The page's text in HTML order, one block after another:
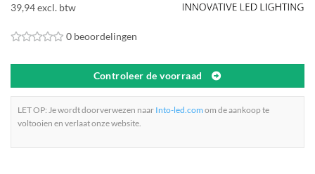
39,94 excl. btw
0 beoordelingen
Controleer de voorraad
LET OP: Je wordt doorverwezen naar Into-led.com om de aankoop te
voltooien en verlaat onze website.